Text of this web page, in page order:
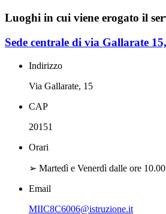
Luoghi in cui viene erogato il
Sede centrale di via Gallarate
Indirizzo
Via Gallarate, 15
CAP
20151
Orari
➢ Martedì e Venerdì dalle ore
Email
MIIC8C6006@istruzione.it